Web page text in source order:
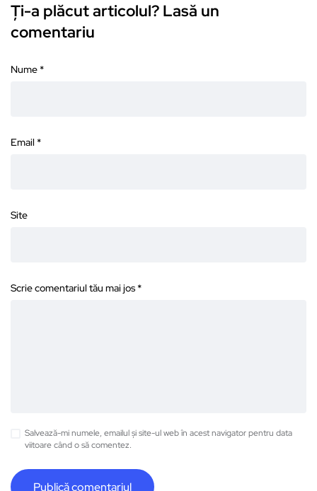
Ți-a plăcut articolul? Lasă un
comentariu
Nume *
Email *
Site
Scrie comentariul tău mai jos *
Salvează-mi numele, emailul și site-ul web în acest navigator pentru data
viitoare când o să comentez.